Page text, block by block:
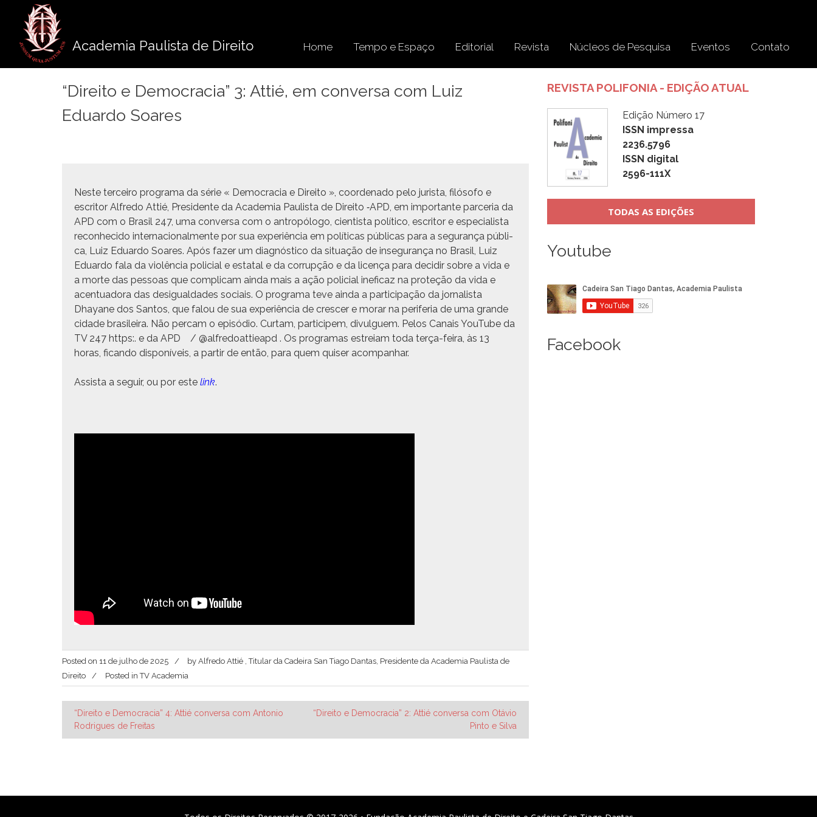
conteúdo
Academia Paulista de Direito Home Tempo e Espaço Editorial Revista Núcleos de Pesquisa Eventos Contato
“Direito e Democracia” 3: Attié, em conversa com Luiz
Eduardo Soares
Neste ter­ceiro pro­gra­ma da série « Democ­ra­cia e Dire­ito », coor­de­na­do pelo jurista, filó­so­fo e
escritor Alfre­do Attié, Pres­i­dente da Acad­e­mia Paulista de Dire­ito ‑APD, em impor­tante parce­ria da
APD com o Brasil 247, uma con­ver­sa com o antropól­o­go, cien­tista políti­co, escritor e espe­cial­ista
recon­heci­do inter­na­cional­mente por sua exper­iên­cia em políti­cas públi­cas para a segu­rança públi­
ca, Luiz Eduar­do Soares. Após faz­er um diag­nós­ti­co da situ­ação de inse­gu­rança no Brasil, Luiz
Eduar­do fala da vio­lên­cia poli­cial e estatal e da cor­rupção e da licença para decidir sobre a vida e
a morte das pes­soas que com­pli­cam ain­da mais a ação poli­cial inefi­caz na pro­teção da vida e
acen­tu­ado­ra das desigual­dades soci­ais. O pro­gra­ma teve ain­da a par­tic­i­pação da jor­nal­ista
Dhayane dos San­tos, que falou de sua exper­iên­cia de crescer e morar na per­ife­ria de uma grande
cidade brasileira. Não per­cam o episó­dio. Cur­tam, par­ticipem, divulguem. Pelos Canais YouTube da
TV 247 https:. e da APD / @alfredoattieapd . Os pro­gra­mas estreiam toda terça-feira, às 13
horas, fican­do disponíveis, a par­tir de então, para quem quis­er acompanhar.
Assista a seguir, ou por este link.
Posted on 11 de julho de 2025 by Alfredo Attié , Titular da Cadeira San Tiago Dantas, Presidente da Academia Paulista de
Direito
Posted inTV Academia
Navegação
de
“Direito e Democracia” 4: Attié conversa com Antonio
Rodrigues de Freitas
“Direito e Democracia” 2: Attié conversa com Otávio
Pinto e Silva
REVISTA POLIFONIA - EDIÇÃO ATUAL
Edição Número 17
ISSN impressa
2236.5796
ISSN digital
2596-111X
TODAS AS EDIÇÕES
Youtube
Facebook